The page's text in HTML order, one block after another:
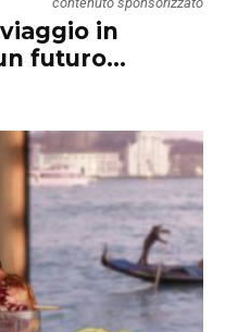
in
futuro...